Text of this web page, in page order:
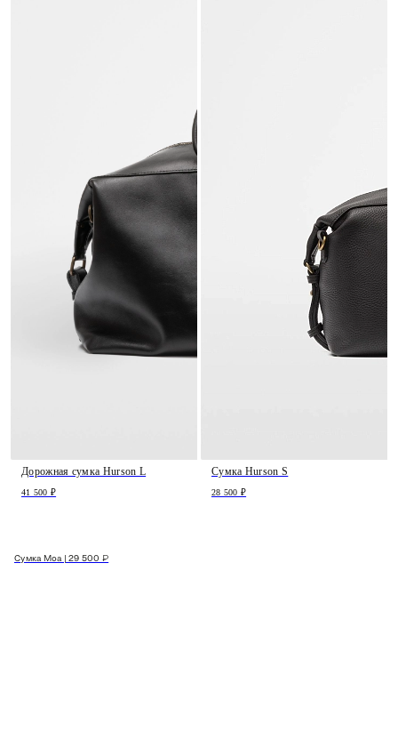
Дорожная сумка Hurson L
41 500 ₽
Сумка Hurson S
28 500 ₽
Сумка Moa | 29 500 ₽